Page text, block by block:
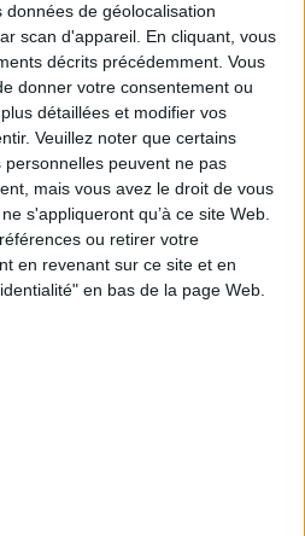
de géolocalisation
scan d'appareil. En cliquant, vous
décrits précédemment. Vous
donner votre consentement ou
détaillées et modifier vos
Veuillez noter que certains
peuvent ne pas
mais vous avez le droit de vous
s'appliqueront qu’à ce site Web.
ou retirer votre
en revenant sur ce site et en
en bas de la page Web.
et faire vivre son référentiel
: mode d’emploi, entre conformité et
nationales du Luxembourg en mission